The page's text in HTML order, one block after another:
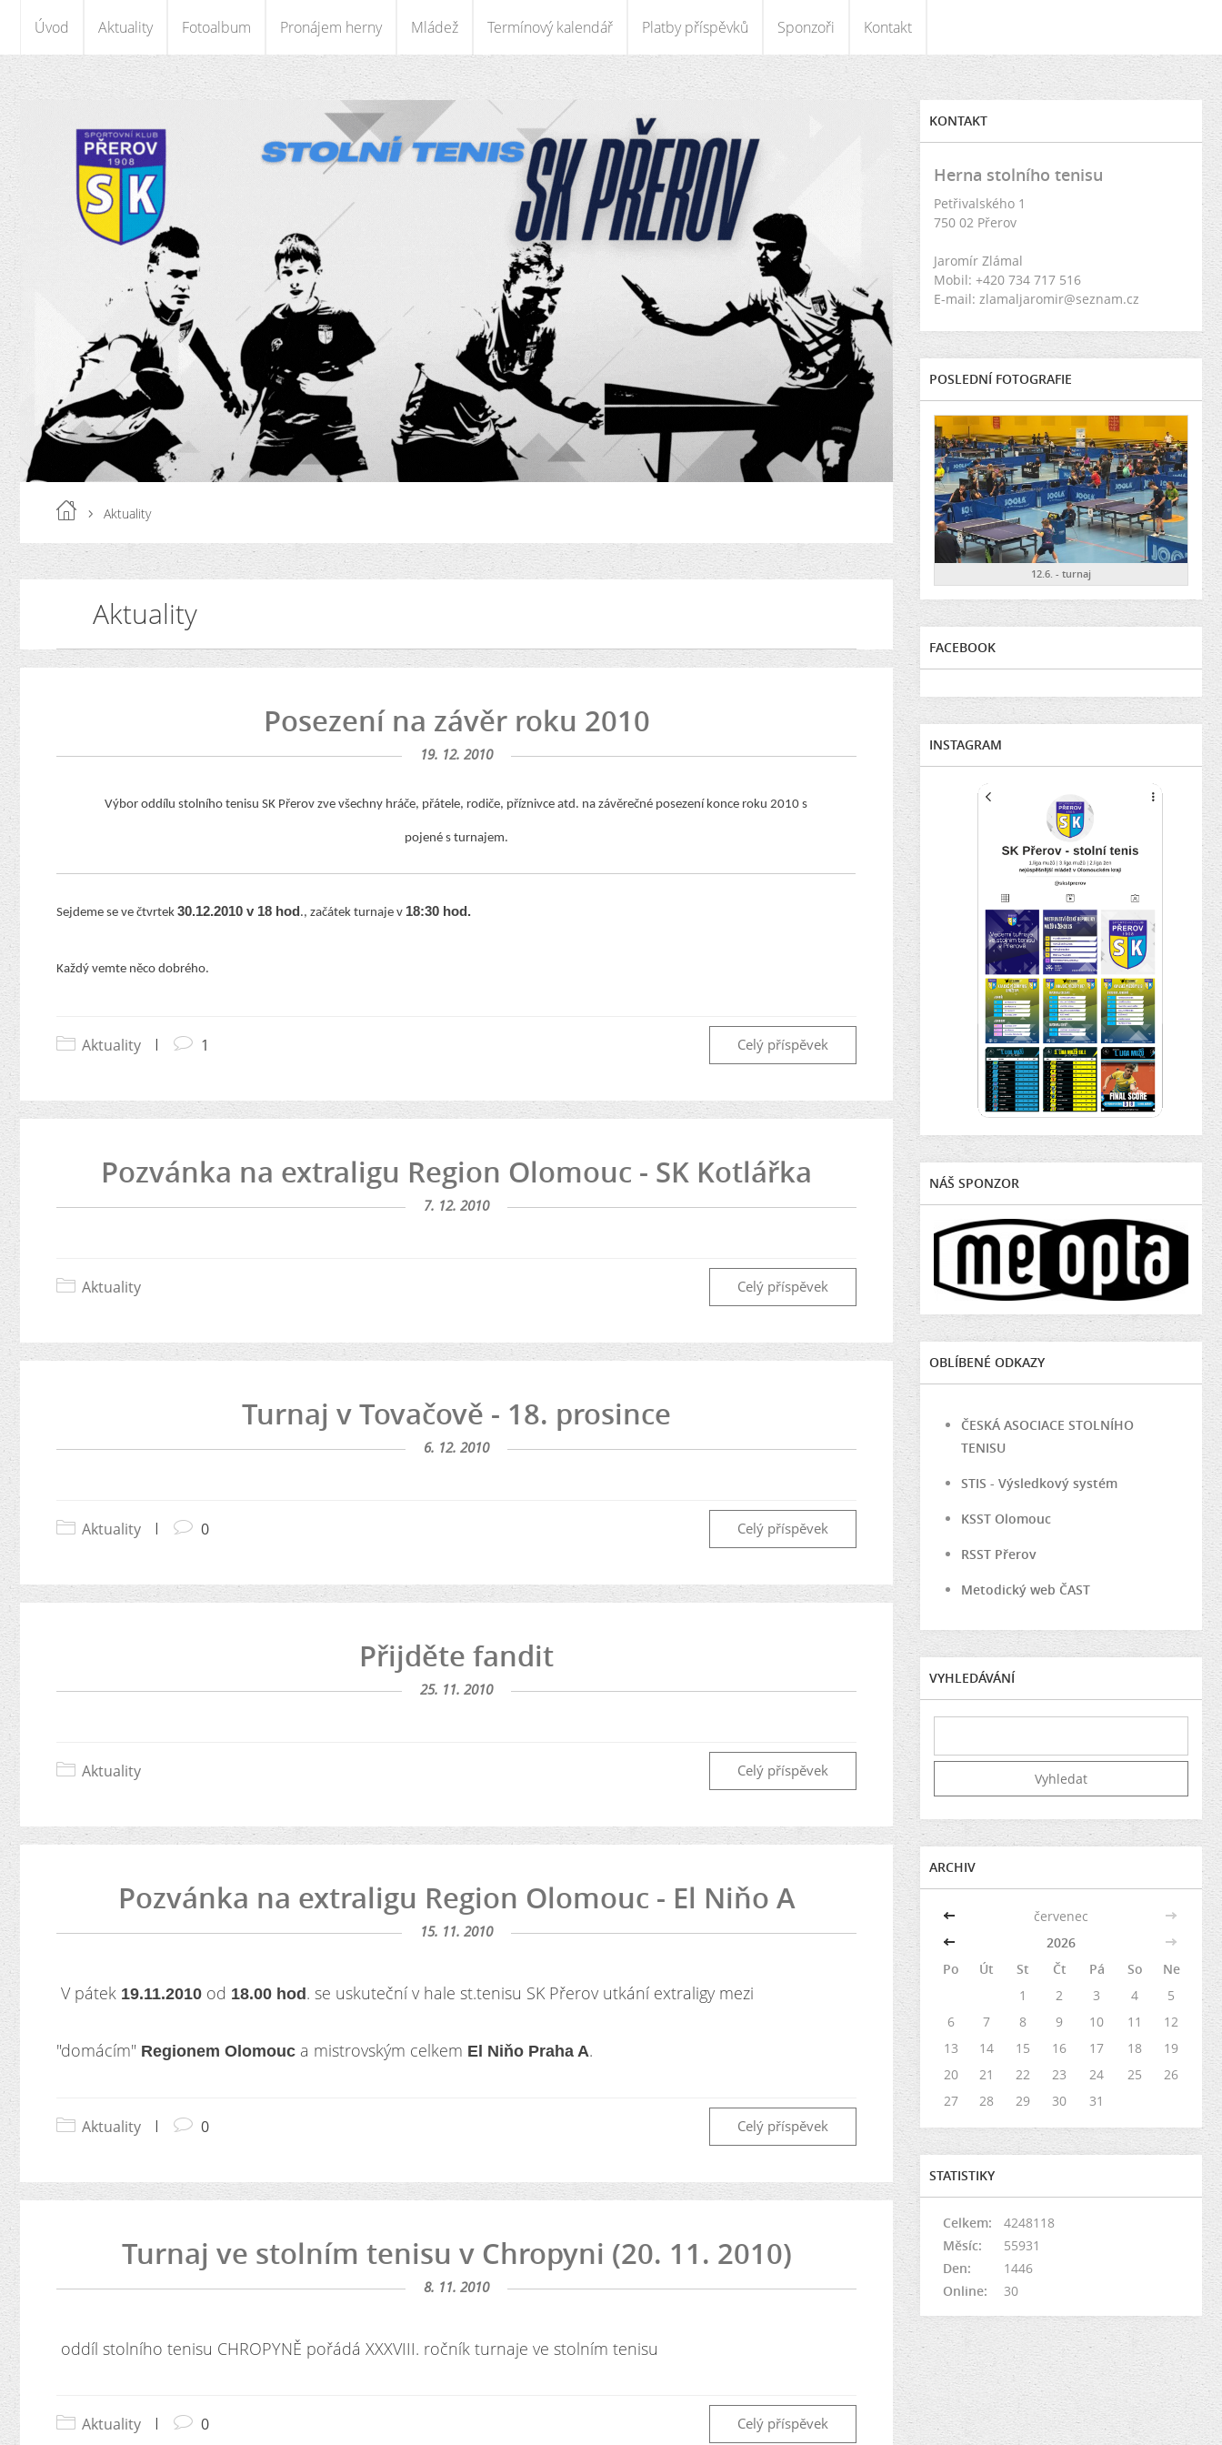
Úvod Aktuality Fotoalbum Pronájem herny Mládež Termínový kalendář Platby příspěvků Sponzoři Kontakt
Aktuality
Aktuality
Posezení na závěr roku 2010
19. 12. 2010
Výbor oddílu stolního tenisu SK Přerov zve všechny hráče, přátele, rodiče, příznivce atd. na závěrečné posezení konce roku 2010 s
pojené s turnajem.
Sejdeme se ve čtvrtek 30.12.2010 v 18 hod ., začátek turnaje v 18:30 hod.
Každý vemte něco dobrého.
Celý příspěvek
Aktuality | 1
Pozvánka na extraligu Region Olomouc - SK Kotlářka
7. 12. 2010
Celý příspěvek
Aktuality
Turnaj v Tovačově - 18. prosince
6. 12. 2010
Celý příspěvek
Aktuality | 0
Přijděte fandit
25. 11. 2010
Celý příspěvek
Aktuality
Pozvánka na extraligu Region Olomouc - El Niňo A
15. 11. 2010
V pátek 19.11.2010 od 18.00 hod . se uskuteční v hale st.tenisu SK Přerov utkání extraligy mezi
"domácím" Regionem Olomouc a mistrovským celkem El Niňo Praha A.
Celý příspěvek
Aktuality | 0
Turnaj ve stolním tenisu v Chropyni (20. 11. 2010)
8. 11. 2010
oddíl stolního tenisu CHROPYNĚ pořádá XXXVIII. ročník turnaje ve stolním tenisu
Celý příspěvek
Aktuality | 0
KONTAKT
Herna stolního tenisu
Petřivalského 1
750 02 Přerov
Jaromír Zlámal
Mobil: +420 734 717 516
E-mail: zlamaljaromir@seznam.cz
POSLEDNÍ FOTOGRAFIE
12.6. - turnaj
FACEBOOK
INSTAGRAM
NÁŠ SPONZOR
OBLÍBENÉ ODKAZY
ČESKÁ ASOCIACE STOLNÍHO
TENISU
STIS - Výsledkový systém
KSST Olomouc
RSST Přerov
Metodický web ČAST
VYHLEDÁVÁNÍ
ARCHIV
<< červenec
>>
<<
2026
>>
Po
Út St Čt Pá So
Ne
1
2 3 4
5
6
7 8 9 10 11
12
13
14 15 16 17 18
19
20
21 22 23 24 25
26
27
28 29 30 31
STATISTIKY
Online: 30
Celkem:
4248118
Měsíc:
55931
Den:
1446